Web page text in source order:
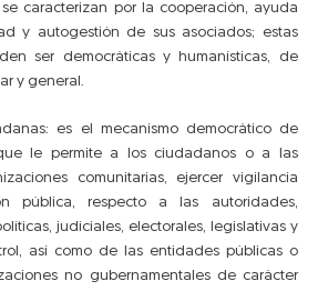
caracterizan por la cooperación, ayuda
y autogestión de sus asociados; estas
ser democráticas y humanísticas, de
y general.
es el mecanismo democrático de
le permite a los ciudadanos o a las
comunitarias, ejercer vigilancia
pública, respecto a las autoridades,
judiciales, electorales, legislativas y
así como de las entidades públicas o
no gubernamentales de carácter